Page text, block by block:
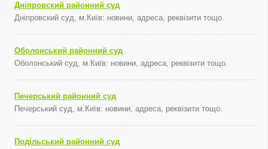
Дніпровский районний суд
Дніпровский суд, м.Київ: новини, адреса, реквізити тощо.
Оболонський районний суд
Оболонський суд, м.Київ: новини, адреса, реквізити тощо.
Печерський районний суд
Печерський суд, м.Київ: новини, адреса, реквізити тощо.
Подільський районний суд